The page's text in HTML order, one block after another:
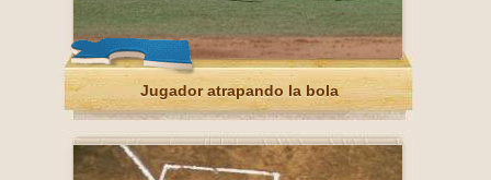
Jugador atrapando la bola